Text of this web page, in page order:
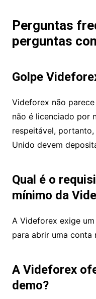
Perguntas
perguntas
Golpe
não é licenciado por
respeitável, portanto,
Qual é o
A Videforex exige